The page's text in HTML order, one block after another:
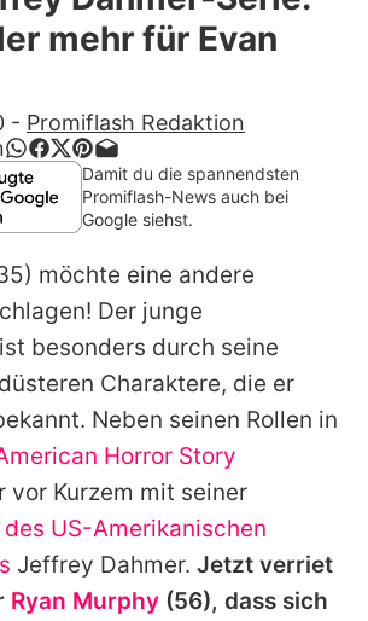
auf Promiflash
App runterladen
Team
Richtlinien
Impressum
Utiq verwalten
mehr für Evan
- Promiflash Redaktion
Damit du die spannendsten
Promiflash-News auch bei
Google siehst.
möchte eine andere
Der junge
besonders durch seine
Charaktere, die er
Neben seinen Rollen in
Horror Story
vor Kurzem mit seiner
US-Amerikanischen
Jeffrey Dahmer. Jetzt verriet
Ryan Murphy (56), dass sich